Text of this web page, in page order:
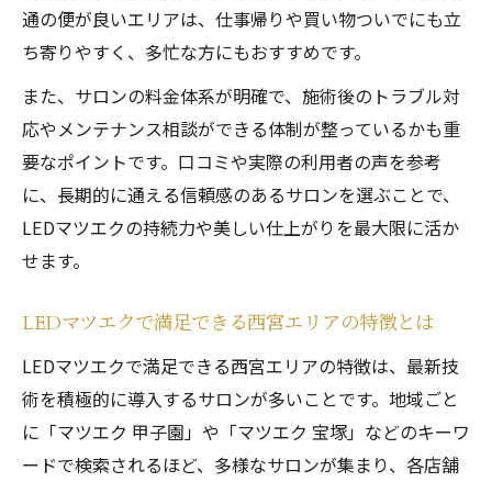
通の便が良いエリアは、仕事帰りや買い物ついでにも立
ち寄りやすく、多忙な方にもおすすめです。
また、サロンの料金体系が明確で、施術後のトラブル対
応やメンテナンス相談ができる体制が整っているかも重
要なポイントです。口コミや実際の利用者の声を参考
に、長期的に通える信頼感のあるサロンを選ぶことで、
LEDマツエクの持続力や美しい仕上がりを最大限に活か
せます。
LEDマツエクで満足できる西宮エリアの特徴とは
LEDマツエクで満足できる西宮エリアの特徴は、最新技
術を積極的に導入するサロンが多いことです。地域ごと
に「マツエク 甲子園」や「マツエク 宝塚」などのキーワ
ードで検索されるほど、多様なサロンが集まり、各店舗